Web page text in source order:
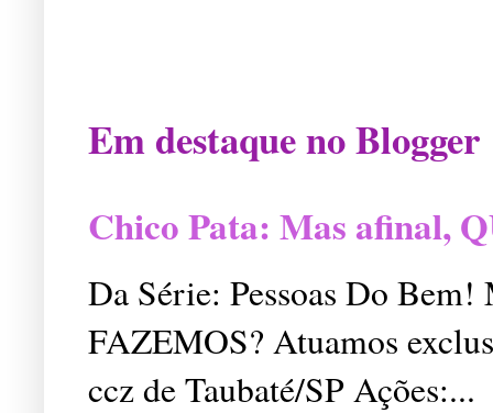
Em destaque no Blogger
Chico Pata: Mas afinal,
Da Série: Pessoas Do
FAZEMOS? Atuamos
ccz de Taubaté/SP Ações:...